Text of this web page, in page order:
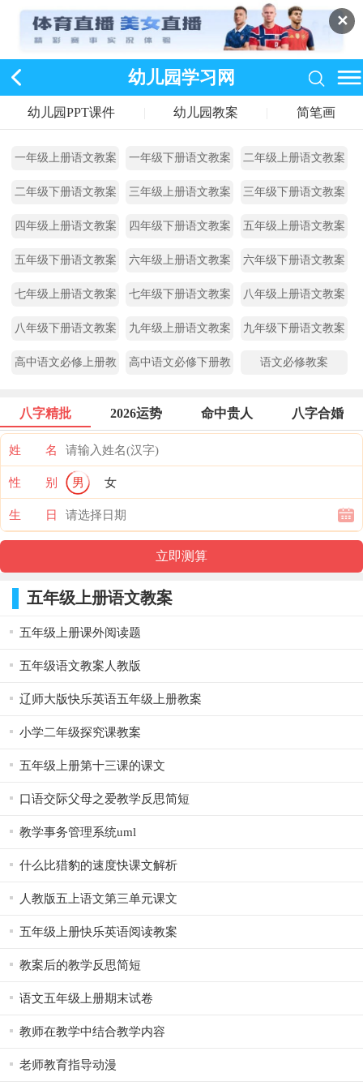
✕
幼儿园学习网
幼儿园PPT课件 幼儿园教案 简笔画
一年级上册语文教案 一年级下册语文教案 二年级上册语文教案
二年级下册语文教案 三年级上册语文教案 三年级下册语文教案
四年级上册语文教案 四年级下册语文教案 五年级上册语文教案
五年级下册语文教案 六年级上册语文教案 六年级下册语文教案
七年级上册语文教案 七年级下册语文教案 八年级上册语文教案
八年级下册语文教案 九年级上册语文教案 九年级下册语文教案
高中语文必修上册教
高中语文必修下册教
语文必修教案
八字精批 2026运势 命中贵人 八字合婚
姓 名
性 别 男 女
生 日
五年级上册语文教案
五年级上册课外阅读题
五年级语文教案人教版
辽师大版快乐英语五年级上册教案
小学二年级探究课教案
五年级上册第十三课的课文
口语交际父母之爱教学反思简短
教学事务管理系统uml
什么比猎豹的速度快课文解析
人教版五上语文第三单元课文
五年级上册快乐英语阅读教案
教案后的教学反思简短
语文五年级上册期末试卷
教师在教学中结合教学内容
老师教育指导动漫